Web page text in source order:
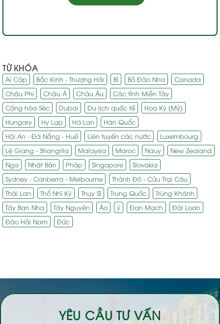
TỪ KHÓA
Ai Cập Bắc Kinh - Thượng Hải Bỉ Bồ Đào Nha
Canada
Châu Phi
Châu Á Châu Âu
Các tỉnh Miền Tây
Cộng hòa Séc
Dubai Du lịch quốc tế
Hoa Kỳ (Mỹ)
Hungary
Hy Lạp Hà Lan
Hàn Quốc
Hội An - Đà Nẵng - Huế
Liên tuyến các nước
Luxembourg
Lệ Giang - Shangrila
Malaysia Maroc Nauy
New Zealand
Nga
Nhật Bản Pháp Singapore
Slovakia
Sydney - Canberra - Melbourne
Thành Đô - Cửu Trại Câu
Thái Lan
Thổ Nhĩ Kỳ Thụy Sĩ Trung Quốc
Trùng Khánh
Tây Ban Nha
Tây Nguyên Áo ý Đan Mạch
Đài Loan
Đảo Hải Nam
Đức
YÊU CẦU TƯ VẤN